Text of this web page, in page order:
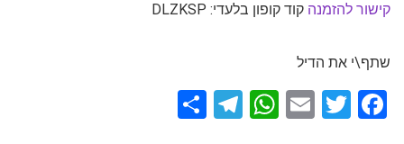
קישור להזמנה קוד קופון בלעדי: DLZKSP
שתף\י את הדיל
F
T
E
W
T